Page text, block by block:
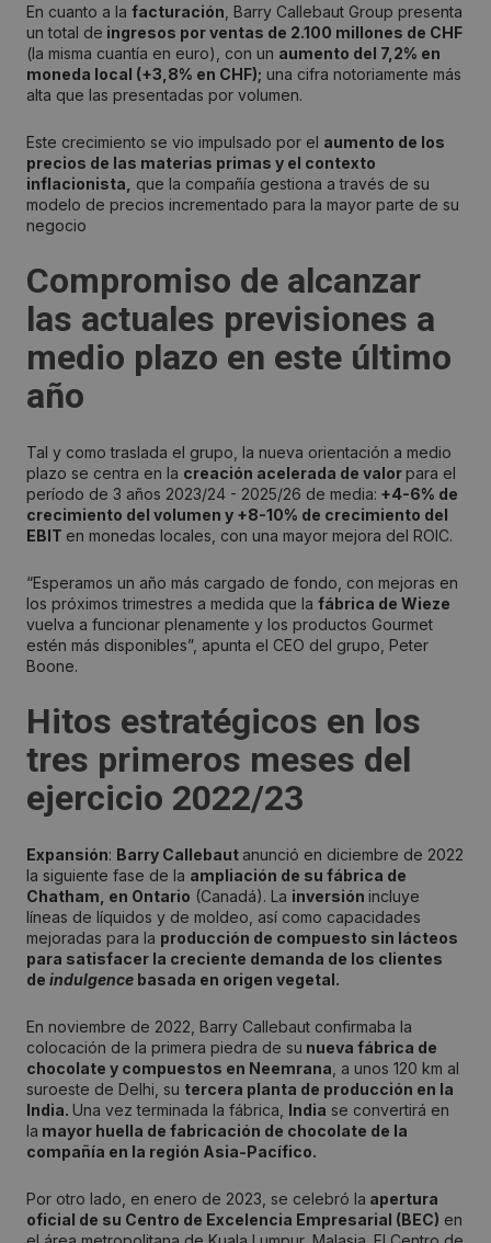
En cuanto a la facturación , Barry Callebaut Group presenta
un total de ingresos por ventas de 2.100 millones de CHF
(la misma cuantía en euro), con un aumento del 7,2% en
moneda local (+3,8% en CHF); una cifra notoriamente más
alta que las presentadas por volumen.
Este crecimiento se vio impulsado por el aumento de los
precios de las materias primas y el contexto
inflacionista,
que la compañía gestiona a través de su
modelo de precios incrementado para la mayor parte de su
negocio
Compromiso de alcanzar
las actuales previsiones a
medio plazo en este último
año
Tal y como traslada el grupo, la nueva orientación a medio
plazo se centra en la creación acelerada de valorpara el
período de 3 años 2023/24 - 2025/26 de media: +4-6% de
crecimiento del volumen y +8-10% de crecimiento del
EBIT en monedas locales, con una mayor mejora del ROIC.
“Esperamos un año más cargado de fondo, con mejoras en
los próximos trimestres a medida que la fábrica de Wieze
vuelva a funcionar plenamente y los productos Gourmet
estén más disponibles”, apunta el CEO del grupo, Peter
Boone.
Hitos estratégicos en los
tres primeros meses del
ejercicio 2022/23
Expansión: Barry Callebaut anunció en diciembre de 2022
la siguiente fase de la ampliación de su fábrica de
Chatham, en Ontario (Canadá). La inversión incluye
líneas de líquidos y de moldeo, así como capacidades
mejoradas para la producción de compuesto sin lácteos
para satisfacer la creciente demanda de los clientes
de indulgence basada en origen vegetal.
En noviembre de 2022, Barry Callebaut confirmaba la
colocación de la primera piedra de su nueva fábrica de
chocolate y compuestos en Neemrana , a unos 120 km al
suroeste de Delhi, su tercera planta de producción en la
India. Una vez terminada la fábrica, India se convertirá en
la mayor huella de fabricación de chocolate de la
compañía en la región Asia-Pacífico.
Por otro lado, en enero de 2023, se celebró la apertura
oficial de su Centro de Excelencia Empresarial (BEC) en